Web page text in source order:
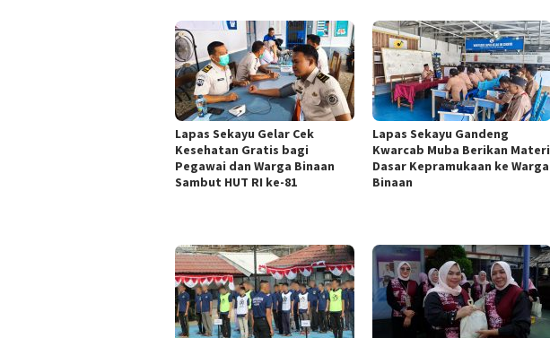
Lapas Sekayu Gelar Cek
Kesehatan Gratis bagi
Pegawai dan Warga Binaan
Sambut HUT RI ke-81
Lapas Sekayu Gandeng
Kwarcab Muba Berikan Materi
Dasar Kepramukaan ke Warga
Binaan